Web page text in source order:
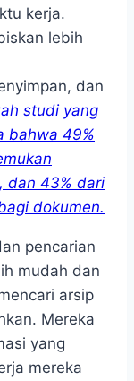
kerja.
lebih
dan
studi yang
bahwa 49%
dan 43% dari
dokumen.
pencarian
mudah dan
arsip
Mereka
yang
mereka